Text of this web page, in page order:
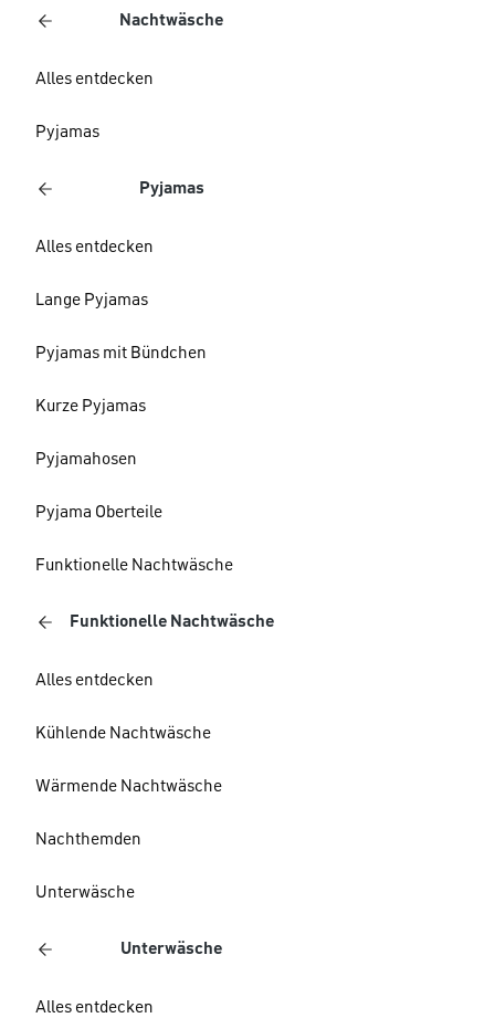
Nachtwäsche
Alles entdecken
Pyjamas
Pyjamas
Alles entdecken
Lange Pyjamas
Pyjamas mit Bündchen
Kurze Pyjamas
Pyjamahosen
Pyjama Oberteile
Funktionelle Nachtwäsche
Funktionelle Nachtwäsche
Alles entdecken
Kühlende Nachtwäsche
Wärmende Nachtwäsche
Nachthemden
Unterwäsche
Unterwäsche
Alles entdecken